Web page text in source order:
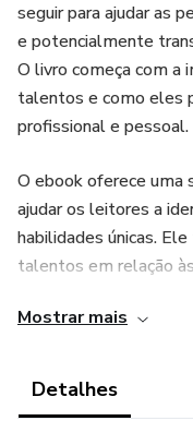
seguir para ajudar as
e potencialmente
O livro começa com a
talentos e como eles
profissional e pessoal.
O ebook oferece uma
ajudar os leitores a
habilidades únicas.
talentos em relação
seus talentos em um
Mostrar mais
Detalhes